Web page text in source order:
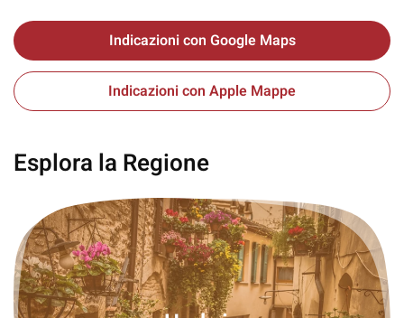
Indicazioni con Google Maps
Indicazioni con Apple Mappe
Esplora la Regione